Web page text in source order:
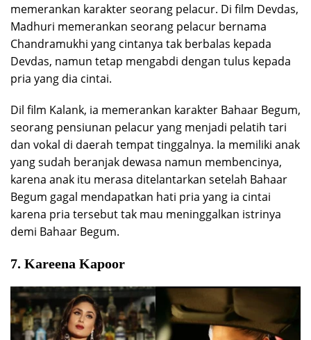
memerankan karakter seorang pelacur. Di film Devdas,
Madhuri memerankan seorang pelacur bernama
Chandramukhi yang cintanya tak berbalas kepada
Devdas, namun tetap mengabdi dengan tulus kepada
pria yang dia cintai.
Dil film Kalank, ia memerankan karakter Bahaar Begum,
seorang pensiunan pelacur yang menjadi pelatih tari
dan vokal di daerah tempat tinggalnya. Ia memiliki anak
yang sudah beranjak dewasa namun membencinya,
karena anak itu merasa ditelantarkan setelah Bahaar
Begum gagal mendapatkan hati pria yang ia cintai
karena pria tersebut tak mau meninggalkan istrinya
demi Bahaar Begum.
7. Kareena Kapoor